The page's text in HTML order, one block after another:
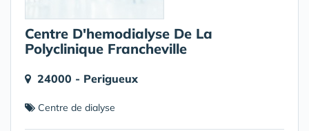
Centre D'hemodialyse De La
Polyclinique Francheville
24000 - Perigueux
Centre de dialyse